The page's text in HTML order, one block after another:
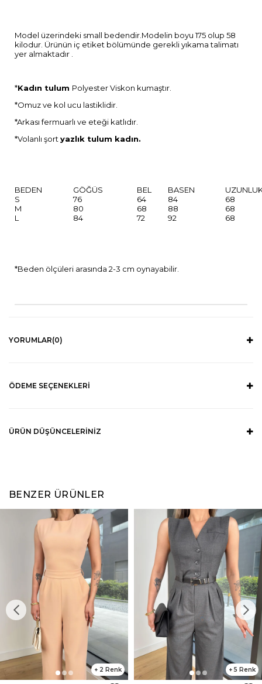
Model üzerindeki small bedendir.Modelin boyu 175 olup 58
kilodur. Ürünün iç etiket bölümünde gerekli yıkama talimatı
yer almaktadır .
*Kadın tulum Polyester Viskon kumaştır.
*Omuz ve kol ucu lastiklidir.
*Arkası fermuarlı ve eteği katlıdır.
*Volanlı şortyazlık tulum kadın.
BEDEN GÖĞÜS BEL BASEN
S
76 64 84
68
M
80 68 88
68
L
84 72 92 68
*Beden ölçüleri arasında 2-3 cm oynayabilir.
YORUMLAR(0)
ÖDEME SEÇENEKLERI
ÜRÜN DÜŞÜNCELERINIZ
BENZER ÜRÜNLER
2 5